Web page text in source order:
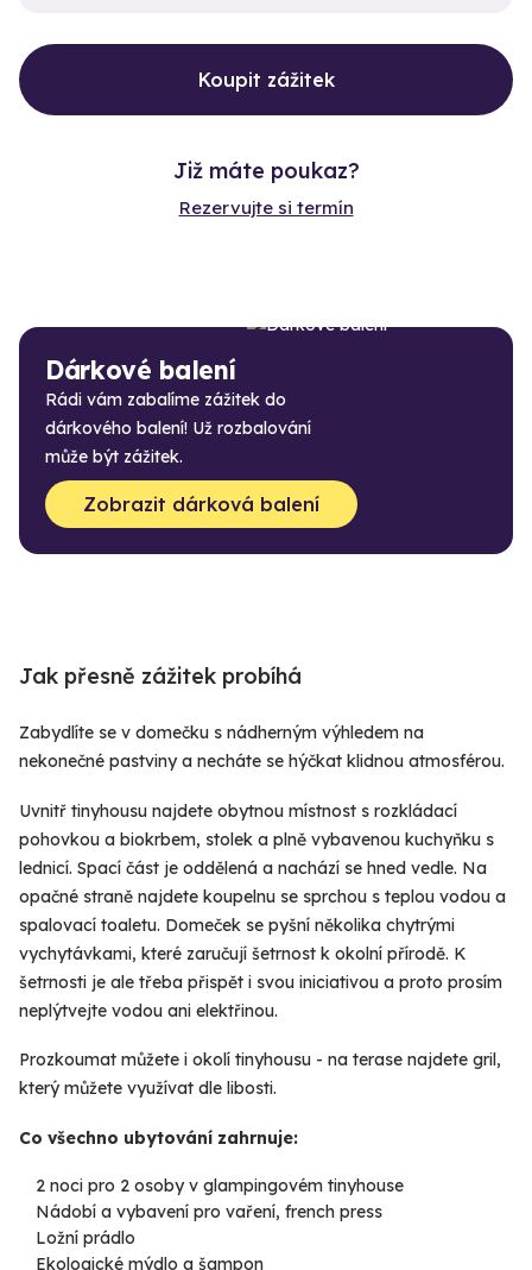
Koupit zážitek
Již máte poukaz?
Rezervujte si termín
Dárkové balení
Rádi vám zabalíme zážitek do
dárkového balení! Už rozbalování
může být zážitek.
Zobrazit dárková balení
Jak přesně zážitek probíhá
Zabydlíte se v domečku s nádherným výhledem na
nekonečné pastviny a necháte se hýčkat klidnou atmosférou.
Uvnitř tinyhousu najdete obytnou místnost s rozkládací
pohovkou a biokrbem, stolek a plně vybavenou kuchyňku s
lednicí. Spací část je oddělená a nachází se hned vedle. Na
opačné straně najdete koupelnu se sprchou s teplou vodou a
spalovací toaletu. Domeček se pyšní několika chytrými
vychytávkami, které zaručují šetrnost k okolní přírodě. K
šetrnosti je ale třeba přispět i svou iniciativou a proto prosím
neplýtvejte vodou ani elektřinou.
Prozkoumat můžete i okolí tinyhousu - na terase najdete gril,
který můžete využívat dle libosti.
Co všechno ubytování zahrnuje:
2 noci pro 2 osoby v glampingovém tinyhouse
Nádobí a vybavení pro vaření, french press
Ložní prádlo
Ekologické mýdlo a šampon